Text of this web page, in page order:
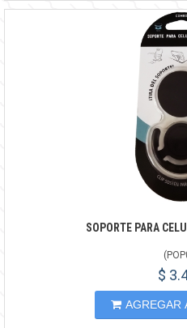
SOPORTE PARA
(
$
AGREGAR